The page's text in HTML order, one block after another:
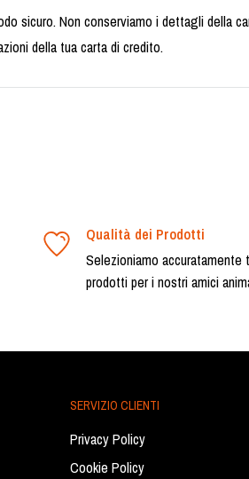
sicuro. Non conserviamo i dettagli della
della tua carta di credito.
Qualità dei Prodotti
Selezioniamo accuratamente
prodotti per i nostri amici
SERVIZIO CLIENTI
Privacy Policy
Cookie Policy